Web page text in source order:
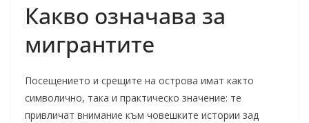
Какво означава за
мигрантите
Посещението и срещите на острова имат както
символично, така и практическо значение: те
привличат внимание към човешките истории зад